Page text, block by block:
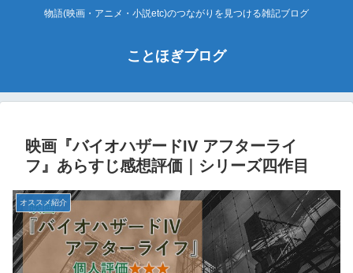
物語(映画・アニメ・小説etc)のつながりを見つける雑記ブログ
ことほぎブログ
映画『バイオハザードIV アフターライ
フ』あらすじ感想評価｜シリーズ四作目
オススメ紹介